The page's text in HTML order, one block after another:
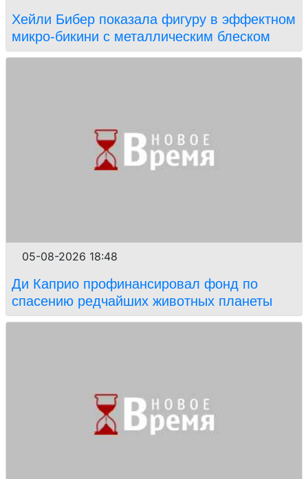
Хейли Бибер показала фигуру в эффектном
микро-бикини с металлическим блеском
05-08-2026 18:48
Ди Каприо профинансировал фонд по
спасению редчайших животных планеты